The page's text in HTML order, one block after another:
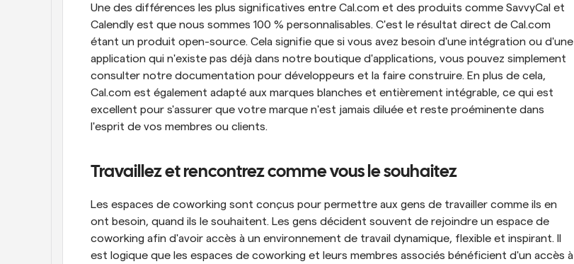
Une des différences les plus significatives entre Cal.com et des produits comme SavvyCal et
Calendly est que nous sommes 100 % personnalisables. C'est le résultat direct de Cal.com
étant un produit open-source. Cela signifie que si vous avez besoin d'une intégration ou d'une
application qui n'existe pas déjà dans notre boutique d'applications, vous pouvez simplement
consulter notre documentation pour développeurs et la faire construire. En plus de cela,
Cal.com est également adapté aux marques blanches et entièrement intégrable, ce qui est
excellent pour s'assurer que votre marque n'est jamais diluée et reste proéminente dans
l'esprit de vos membres ou clients.
Travaillez et rencontrez comme vous le souhaitez
Les espaces de coworking sont conçus pour permettre aux gens de travailler comme ils en
ont besoin, quand ils le souhaitent. Les gens décident souvent de rejoindre un espace de
coworking afin d'avoir accès à un environnement de travail dynamique, flexible et inspirant. Il
est logique que les espaces de coworking et leurs membres associés bénéficient d'un accès à